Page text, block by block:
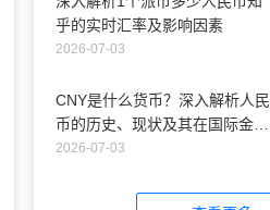
乎的实时汇率及影响因素
2026-07-03
CNY是什么货币？深入解析人民
币的历史、现状及其在国际金融
市场的地位
2026-07-03